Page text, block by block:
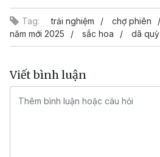
Tag: trải nghiệm chợ phiên
năm mới 2025
sắc hoa dã quỳ
Viết bình luận